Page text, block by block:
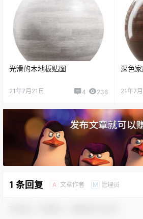
光滑的木地板贴图
21年7月21日 4 236
深色
21年7
1 条回复 A 文章作者 M 管理员